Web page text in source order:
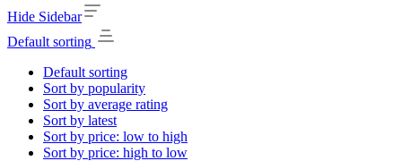
Hide Sidebar
Default sorting
Default sorting
Sort by popularity
Sort by average rating
Sort by latest
Sort by price: low to high
Sort by price: high to low